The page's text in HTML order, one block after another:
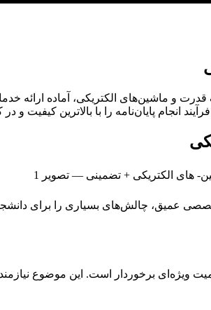
قدرت و ماشین‌های الکتریکی، آماده
انجام پایان‌نامه را با بالاترین کیفیت و
عمیق، چالش‌های بسیاری را برای
ویژه‌ای برخوردار است. این موضوع